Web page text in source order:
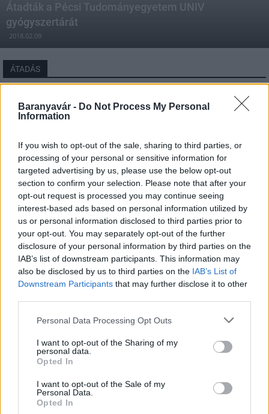
Baranyavár - Do Not Process My Personal
Information
If you wish to opt-out of the sale, sharing to third parties, or
processing of your personal or sensitive information for
targeted advertising by us, please use the below opt-out
section to confirm your selection. Please note that after your
opt-out request is processed you may continue seeing
interest-based ads based on personal information utilized by
us or personal information disclosed to third parties prior to
your opt-out. You may separately opt-out of the further
disclosure of your personal information by third parties on the
IAB’s list of downstream participants. This information may
also be disclosed by us to third parties on the IAB’s List of
Downstream Participants that may further disclose it to other
Please note that this website/app uses one or more Google
not limited to your visit or usage behaviour. You may click to
grant or deny consent to Google and its third-party tags to
use your data for below specified purposes in below Google
consent section.
Personal Data Processing Opt Outs
I want to opt-out of the Sharing of my
personal data.
Opted In
I want to opt-out of the Sale of my
Personal Data.
Opted In
Átadták a Pécsi Tudományegyetem UNIV
gyógyszertárát
2018.02.09
ÁTADÁS
Név
E-mail cím
Feliratkozom a hírlevélre és elfogadom azadatvédelmi
szabályzatot!
FELIRATKOZÁS
HÍRDETÉS
LEGFRISSEBB
Országos hírek